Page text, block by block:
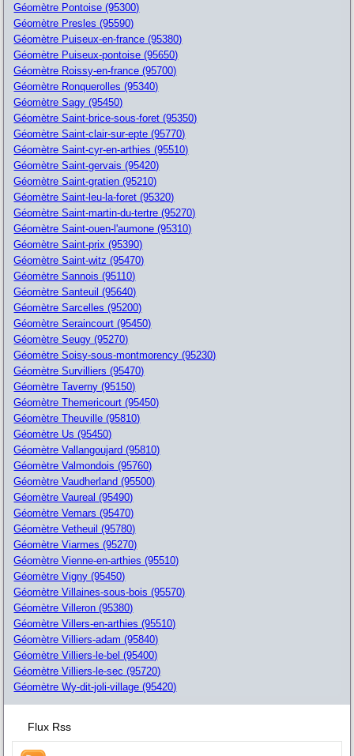
Géomètre Pontoise (95300)
Géomètre Presles (95590)
Géomètre Puiseux-en-france (95380)
Géomètre Puiseux-pontoise (95650)
Géomètre Roissy-en-france (95700)
Géomètre Ronquerolles (95340)
Géomètre Sagy (95450)
Géomètre Saint-brice-sous-foret (95350)
Géomètre Saint-clair-sur-epte (95770)
Géomètre Saint-cyr-en-arthies (95510)
Géomètre Saint-gervais (95420)
Géomètre Saint-gratien (95210)
Géomètre Saint-leu-la-foret (95320)
Géomètre Saint-martin-du-tertre (95270)
Géomètre Saint-ouen-l'aumone (95310)
Géomètre Saint-prix (95390)
Géomètre Saint-witz (95470)
Géomètre Sannois (95110)
Géomètre Santeuil (95640)
Géomètre Sarcelles (95200)
Géomètre Seraincourt (95450)
Géomètre Seugy (95270)
Géomètre Soisy-sous-montmorency (95230)
Géomètre Survilliers (95470)
Géomètre Taverny (95150)
Géomètre Themericourt (95450)
Géomètre Theuville (95810)
Géomètre Us (95450)
Géomètre Vallangoujard (95810)
Géomètre Valmondois (95760)
Géomètre Vaudherland (95500)
Géomètre Vaureal (95490)
Géomètre Vemars (95470)
Géomètre Vetheuil (95780)
Géomètre Viarmes (95270)
Géomètre Vienne-en-arthies (95510)
Géomètre Vigny (95450)
Géomètre Villaines-sous-bois (95570)
Géomètre Villeron (95380)
Géomètre Villers-en-arthies (95510)
Géomètre Villiers-adam (95840)
Géomètre Villiers-le-bel (95400)
Géomètre Villiers-le-sec (95720)
Géomètre Wy-dit-joli-village (95420)
Flux Rss